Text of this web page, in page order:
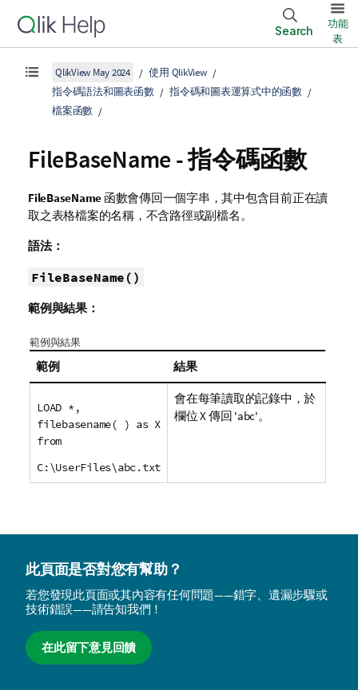
Search
功能
表
QlikView May 2024
使用 QlikView
指令碼語法和圖表函數
指令碼和圖表運算式中的函數
檔案函數
FileBaseName - 指令碼函數
FileBaseName 函數會傳回一個字串，其中包含目前正在讀
取之表格檔案的名稱，不含路徑或副檔名。
語法：
FileBaseName()
範例與結果：
範例與結果
範例 結果
LOAD *,
filebasename( ) as X
from
C:\UserFiles\abc.txt
會在每筆讀取的記錄中，於
欄位X傳回 'abc'。
此頁面是否對您有幫助？
若您發現此頁面或其內容有任何問題——錯字、遺漏步驟或
技術錯誤——請告知我們！
在此留下意見回饋